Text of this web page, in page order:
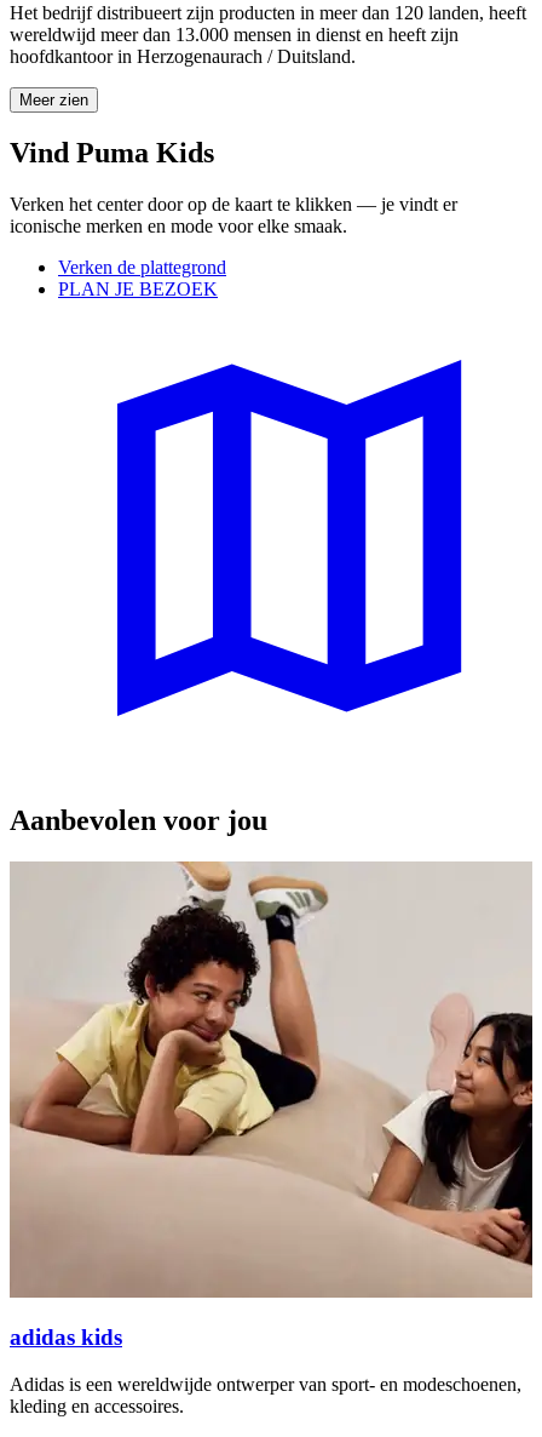
Het bedrijf distribueert zijn producten in meer dan 120 landen, heeft
wereldwijd meer dan 13.000 mensen in dienst en heeft zijn
hoofdkantoor in Herzogenaurach / Duitsland.
Meer zien
Vind Puma Kids
Verken het center door op de kaart te klikken — je vindt er
iconische merken en mode voor elke smaak.
Verken de plattegrond
PLAN JE BEZOEK
Aanbevolen voor jou
adidas kids
Adidas is een wereldwijde ontwerper van sport- en modeschoenen,
kleding en accessoires.